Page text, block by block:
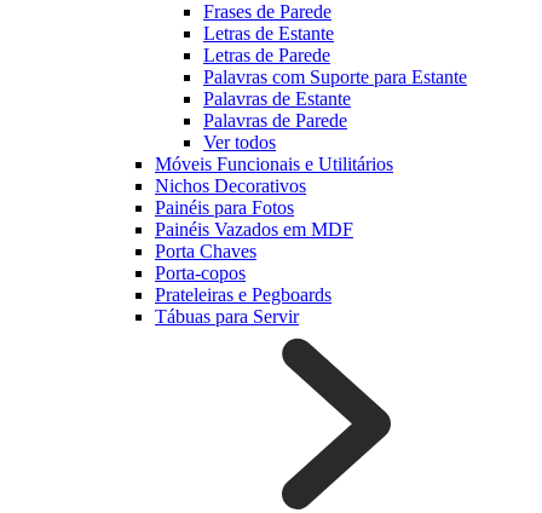
Frases de Parede
Letras de Estante
Letras de Parede
Palavras com Suporte para Estante
Palavras de Estante
Palavras de Parede
Ver todos
Móveis Funcionais e Utilitários
Nichos Decorativos
Painéis para Fotos
Painéis Vazados em MDF
Porta Chaves
Porta-copos
Prateleiras e Pegboards
Tábuas para Servir